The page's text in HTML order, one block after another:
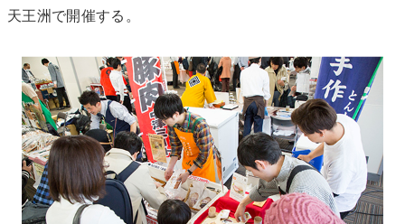
天王洲で開催する。